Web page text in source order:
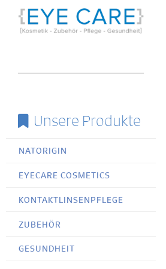
Unsere Produkte
NATORIGIN
EYECARE COSMETICS
KONTAKTLINSENPFLEGE
ZUBEHÖR
GESUNDHEIT